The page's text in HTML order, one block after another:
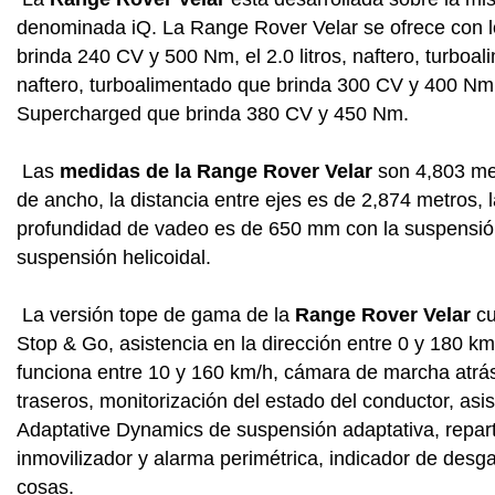
denominada iQ. La Range Rover Velar se ofrece
brinda 240 CV y 500 Nm, el 2.0 litros, naftero,
naftero, turboalimentado que brinda 300 CV y 400
Supercharged que brinda 380 CV y 450 Nm.
Las medidas de la Range Rover Velar son 4,803
de ancho, la distancia entre ejes es de 2,874
profundidad de vadeo es de 650 mm con la
suspensión helicoidal.
La versión tope de gama de la Range Rover Velar
Stop & Go, asistencia en la dirección entre 0 y 180
funciona entre 10 y 160 km/h, cámara de marcha
traseros, monitorización del estado del conductor,
Adaptative Dynamics de suspensión adaptativa,
inmovilizador y alarma perimétrica, indicador de
cosas.